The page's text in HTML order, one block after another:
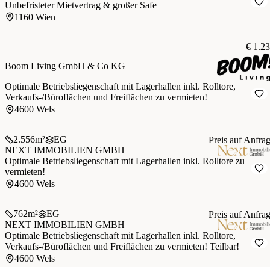
Unbefristeter Mietvertrag & großer Safe
1160 Wien
€
Boom Living GmbH & Co KG
Optimale Betriebsliegenschaft mit Lagerhallen inkl. Rolltore,
Verkaufs-/Büroflächen und Freiflächen zu vermieten!
4600 Wels
2.556m² EG
Preis auf
NEXT IMMOBILIEN GMBH
Optimale Betriebsliegenschaft mit Lagerhallen inkl. Rolltore zu
vermieten!
4600 Wels
762m² EG
Preis auf
NEXT IMMOBILIEN GMBH
Optimale Betriebsliegenschaft mit Lagerhallen inkl. Rolltore,
Verkaufs-/Büroflächen und Freiflächen zu vermieten! Teilbar!
4600 Wels